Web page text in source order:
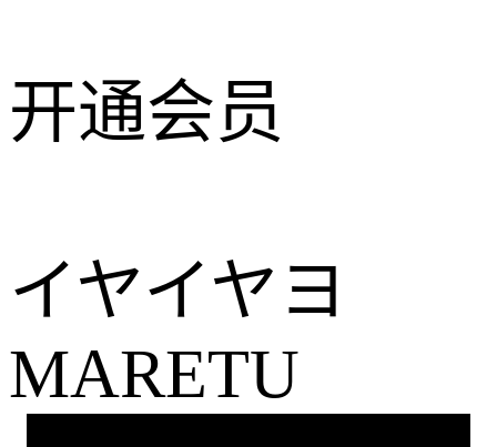
开通会员
イヤイヤヨ
MARETU